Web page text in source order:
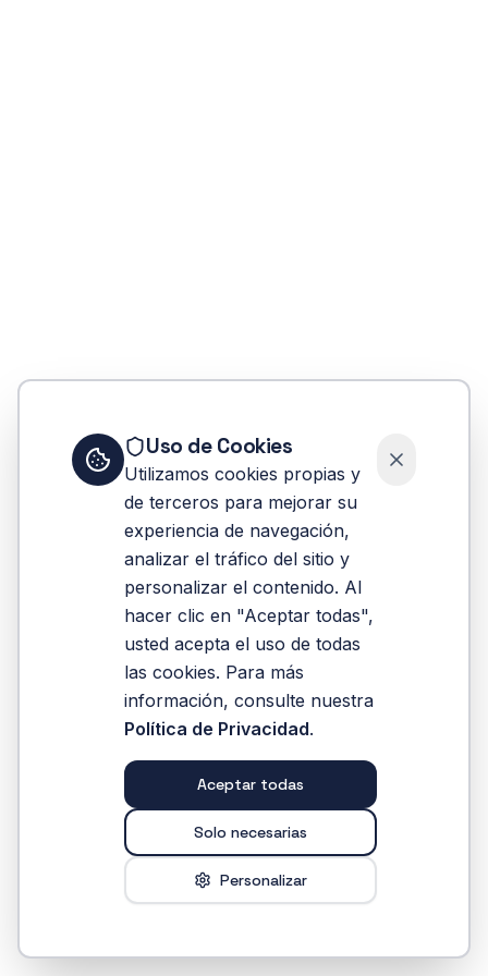
Uso de Cookies
Utilizamos cookies propias y
de terceros para mejorar su
experiencia de navegación,
analizar el tráfico del sitio y
personalizar el contenido. Al
hacer clic en "Aceptar todas",
usted acepta el uso de todas
las cookies. Para más
información, consulte nuestra
Política de Privacidad.
Aceptar todas
Solo necesarias
Personalizar
No se pudo encontrar la carrera induccion-
plataforma
Reintentar